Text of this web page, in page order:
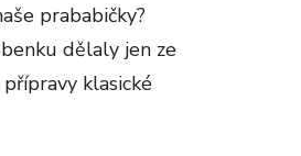
prababičky?
dělaly jen ze
klasické